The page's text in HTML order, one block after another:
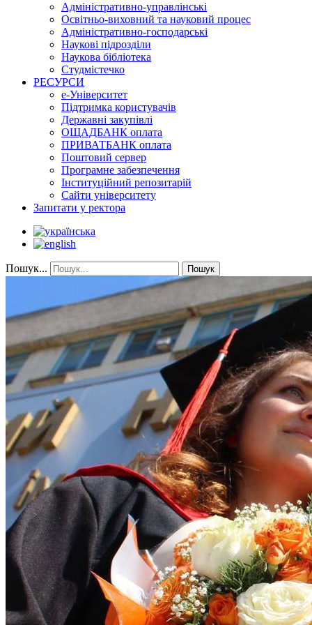
Адміністративно-управлінські
Освітньо-виховний та науковий процес
Адміністративно-господарські
Наукові підрозділи
Наукова бібліотека
Студмістечко
РЕСУРСИ
е-Університет
Підтримка користувачів
Державні закупівлі
ОЩАДБАНК оплата
ПРИВАТБАНК оплата
Поштовий сервер
Програмне забезпечення
Інституційний репозитарій
Сайти університету
Запитати у ректора
Пошук... Пошук